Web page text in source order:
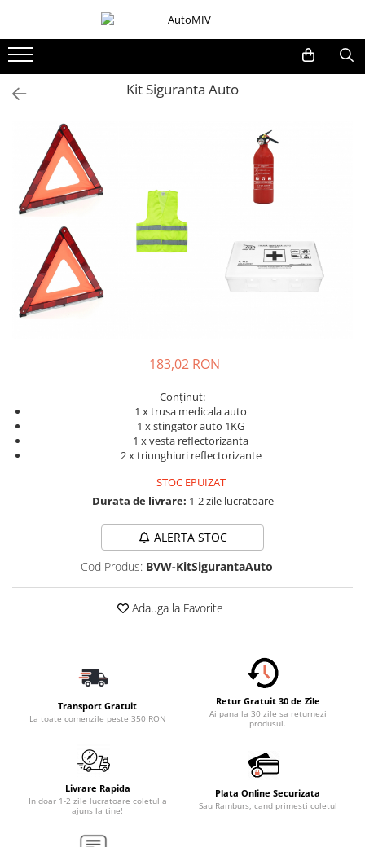
Oferta Saptamanii
Butoane Geam
Bloc Lumini
Butoane Reglare Oglinzi
Seturi Butoane
Butoane Blocare/Deblocare
Buton Frana
Buton Clapeta Rezervor
Buton Portbagaj
Accesorii Auto Exterior
Husa Auto / Prelata Auto
Seturi Interior
Accesorii Siguranta Auto
Carcasa Cheie
Incarcatoare Auto
Accesorii pentru Roti si Anvelope
Husa Anvelope
Kit Siguranta Auto
183,02 RON
Conținut:
1 x trusa medicala auto
1 x stingator auto 1KG
1 x vesta reflectorizanta
2 x triunghiuri reflectorizante
STOC EPUIZAT
Durata de livrare: 1-2 zile lucratoare
ALERTA STOC
Cod Produs: BVW-KitSigurantaAuto
Adauga la Favorite
Transport Gratuit
La toate comenzile peste 350 RON
Retur Gratuit 30 de Zile
Ai pana la 30 zile sa returnezi
produsul.
Livrare Rapida
In doar 1-2 zile lucratoare coletul a
ajuns la tine!
Plata Online Securizata
Sau Ramburs, cand primesti coletul